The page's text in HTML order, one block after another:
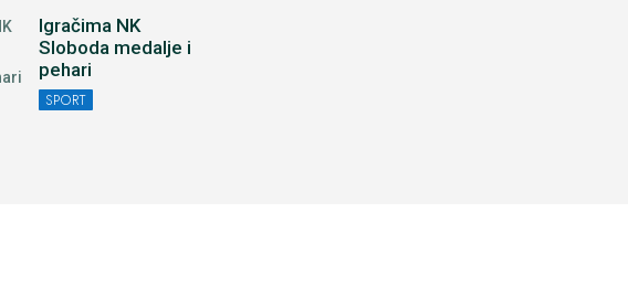
Igračima NK
Sloboda medalje i
pehari
SPORT